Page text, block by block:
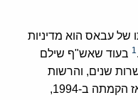
של עבאס הוא מדיניות
1 בעוד שאש"ף שילם
שנים, והרשות
הפלסטינית שילמה את התגמולים מאז הקמתה ב-1994,